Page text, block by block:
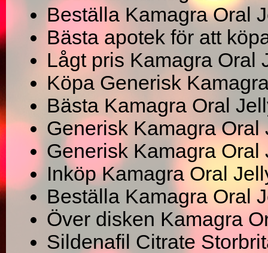
Beställa Kamagra Oral
Bästa apotek för att
Lågt pris Kamagra Oral
Köpa Generisk
Bästa Kamagra Oral
Generisk Kamagra Oral
Generisk Kamagra Oral
Inköp Kamagra Oral
Beställa Kamagra Oral
Över disken Kamagra
Sildenafil Citrate